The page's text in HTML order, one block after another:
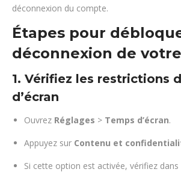
déconnexion du compte.
Étapes pour
déconnexion de
1. Vérifiez les restrictions
d’écran
Ouvrez Réglages > Temps d’écran.
Appuyez sur Contenu et
Si cette option est activée, vérifiez dans